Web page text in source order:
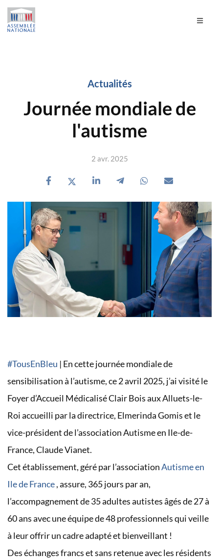
Actualités
Journée mondiale de
l'autisme
2 avr. 2025
#TousEnBleu | En cette journée mondiale de
sensibilisation à l’autisme, ce 2 avril 2025, j’ai visité le
Foyer d’Accueil Médicalisé Clair Bois aux Alluets-le-
Roiaccueilli par la directrice, Elmerinda Gomis et le
vice-président de l’association Autisme en Ile-de-
France, Claude Vianet.
Cet établissement, géré par l’associationAutisme en
Ile de France, assure, 365 jours par an,
l’accompagnement de 35 adultes autistes âgés de 27 à
60 ans avec une équipe de 48 professionnels qui veille
à leur offrir un cadre adapté et bienveillant !
Des échanges francs et sans retenue avec les résidents